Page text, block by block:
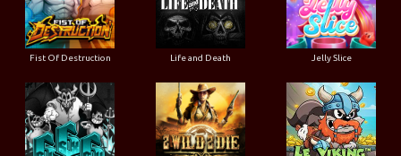
Fist Of Destruction Life and Death Jelly Slice